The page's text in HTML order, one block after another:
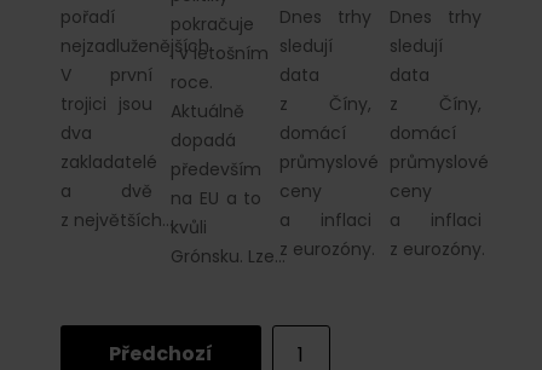
pořadí
nejzadluženějších.
V první
trojici jsou
dva
zakladatelé
a dvě
z největších…
pokračuje
i v letošním
roce.
Aktuálně
dopadá
především
na EU a to
kvůli
Grónsku. Lze…
Dnes trhy
sledují
data
z Číny,
domácí
průmyslové
ceny
a inflaci
z eurozóny.
Dnes trhy
sledují
data
z Číny,
domácí
průmyslové
ceny
a inflaci
z eurozóny.
Předchozí
1